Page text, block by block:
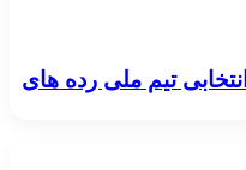
تیم ملی رده های